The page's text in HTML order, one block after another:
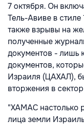
7 октября. Он
Тель-Авиве в стиле
также взрывы на
полученные
документов - лишь
документов,
Израиля (ЦАХАЛ),
вторжения в сектор
"ХАМАС настолько
лица земли